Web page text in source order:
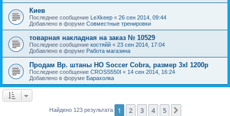
Киев
Последнее сообщение LeXkeep « 26 сен 2014, 09:44
Добавлено в форуме Совместные тренировки
товарная накладная на заказ № 10529
Последнее сообщение костяйй « 23 сен 2014, 17:04
Добавлено в форуме Работа магазина
Продам Вр. штаны HO Soccer Cobra, размер 3xl 1200р
Последнее сообщение CROSS550I « 14 сен 2014, 16:24
Добавлено в форуме Барахолка
Найдено 123 результата 1 2 3 4 5